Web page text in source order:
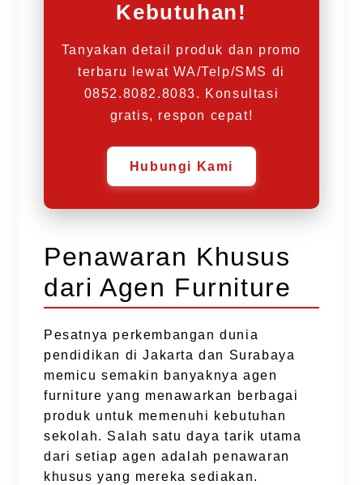
Kebutuhan!
Tanyakan detail produk dan promo
terbaru lewat WA/Telp/SMS di
0852.8082.8083. Konsultasi
gratis, respon cepat!
Hubungi Kami
Penawaran Khusus
dari Agen Furniture
Pesatnya perkembangan dunia
pendidikan di Jakarta dan Surabaya
memicu semakin banyaknya agen
furniture yang menawarkan berbagai
produk untuk memenuhi kebutuhan
sekolah. Salah satu daya tarik utama
dari setiap agen adalah penawaran
khusus yang mereka sediakan.